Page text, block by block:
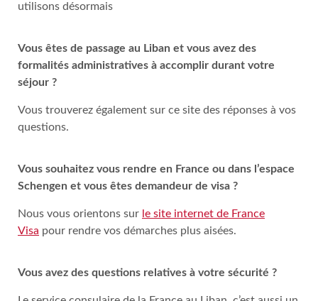
utilisons désormais
Vous êtes de passage au Liban et vous avez des
formalités administratives à accomplir durant votre
séjour ?
Vous trouverez également sur ce site des réponses à vos
questions.
Vous souhaitez vous rendre en France ou dans l’espace
Schengen et vous êtes demandeur de visa ?
Nous vous orientons sur le site internet de France
Visa pour rendre vos démarches plus aisées.
Vous avez des questions relatives à votre sécurité ?